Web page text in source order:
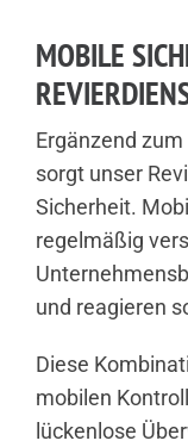
MOBILE
Ergänzend
sorgt unser
Sicherheit.
regelmäßig
und reagieren
Diese
mobilen
lückenlose